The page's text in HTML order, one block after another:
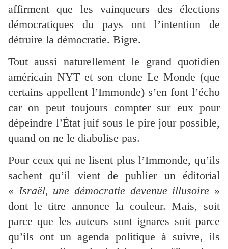
affirment que les vainqueurs des élections
démocratiques du pays ont l’intention de
détruire la démocratie. Bigre.
Tout aussi naturellement le grand quotidien
américain NYT et son clone Le Monde (que
certains appellent l’Immonde) s’en font l’écho
car on peut toujours compter sur eux pour
dépeindre l’État juif sous le pire jour possible,
quand on ne le diabolise pas.
Pour ceux qui ne lisent plus l’Immonde, qu’ils
sachent qu’il vient de publier un éditorial
« Israël, une démocratie devenue illusoire »
dont le titre annonce la couleur. Mais, soit
parce que les auteurs sont ignares soit parce
qu’ils ont un agenda politique à suivre, ils